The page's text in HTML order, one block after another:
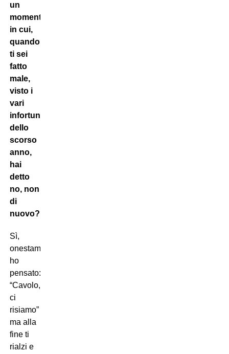
un
momento
in cui,
quando
ti sei
fatto
male,
visto i
vari
infortuni
dello
scorso
anno,
hai
detto
no, non
di
nuovo?
Sì,
onestamente
ho
pensato:
“Cavolo,
ci
risiamo”
ma alla
fine ti
rialzi e